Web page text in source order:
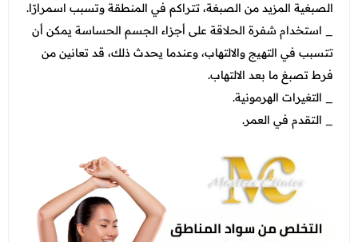
الصبغية المزيد من الصبغة، تتراكم في المنطقة وتسبب اسمرارًا.
_ استخدام شفرة الحلاقة على أجزاء الجسم الحساسة يمكن أن
تتسبب في التهيج والالتهاب، وعندما يحدث ذلك، قد تعانين من
فرط تصبغ ما بعد الالتهاب.
_ التغيرات الهرمونية.
_ التقدم في العمر.